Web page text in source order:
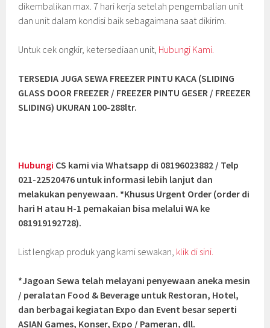
dikembalikan max. 7 hari kerja setelah pengembalian unit
dan unit dalam kondisi baik sebagaimana saat dikirim.
Untuk cek ongkir, ketersediaan unit, Hubungi Kami.
TERSEDIA JUGA SEWA FREEZER PINTU KACA (SLIDING
GLASS DOOR FREEZER / FREEZER PINTU GESER / FREEZER
SLIDING) UKURAN 100-288ltr.
Hubungi CS kami via Whatsapp di 08196023882 / Telp
021-22520476 untuk informasi lebih lanjut dan
melakukan penyewaan. *Khusus Urgent Order (order di
hari H atau H-1 pemakaian bisa melalui WA ke
081919192728).
List lengkap produk yang kami sewakan, klik di sini.
*Jagoan Sewa telah melayani penyewaan aneka mesin
/ peralatan Food & Beverage untuk Restoran, Hotel,
dan berbagai kegiatan Expo dan Event besar seperti
ASIAN Games, Konser, Expo / Pameran, dll.